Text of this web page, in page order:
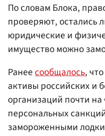
По словам Блока,
проверяют, остались
юридические и
имущество можно
Ранеесообщалось, что
активы российских и
организаций почти
персональных
замороженными